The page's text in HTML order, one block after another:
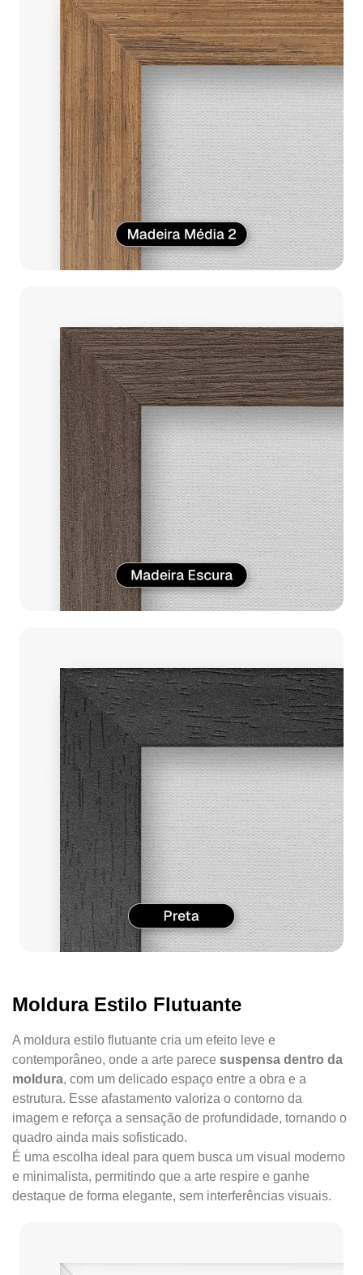
Moldura Estilo Flutuante
A moldura estilo flutuante cria um efeito leve e
contemporâneo, onde a arte parece suspensa dentro da
moldura, com um delicado espaço entre a obra e a
estrutura. Esse afastamento valoriza o contorno da
imagem e reforça a sensação de profundidade, tornando o
quadro ainda mais sofisticado.
É uma escolha ideal para quem busca um visual moderno
e minimalista, permitindo que a arte respire e ganhe
destaque de forma elegante, sem interferências visuais.